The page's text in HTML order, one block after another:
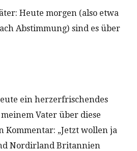
Heute morgen (also etwa
Abstimmung) sind es über
ein herzerfrischendes
Vater über diese
Kommentar: „Jetzt wollen ja
Nordirland Britannien